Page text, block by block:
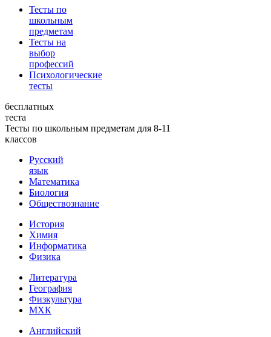
Тесты по
школьным
предметам
Тесты на
выбор
профессий
Психологические
тесты
бесплатных
теста
Тесты по школьным предметам для 8-11
классов
Русский
язык
Математика
Биология
Обществознание
История
Химия
Информатика
Физика
Литература
География
Физкультура
МХК
Английский